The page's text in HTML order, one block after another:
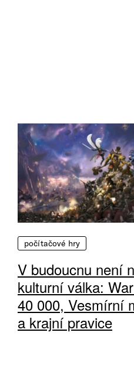
počítačové hry
V budoucnu není
kulturní válka:
40 000, Vesmírní
a krajní pravice